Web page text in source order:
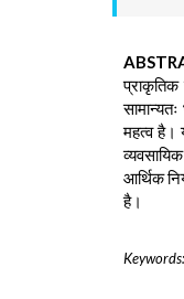
प्राकृतिक
महत्व है।
आर्थिक
है।
Keywords: